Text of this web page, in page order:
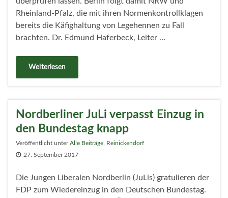
Rheinland-Pfalz, die mit ihren Normenkontrollklagen
bereits die Käfighaltung von Legehennen zu Fall
brachten. Dr. Edmund Haferbeck, Leiter …
Weiterlesen
Nordberliner JuLi verpasst Einzug in
den Bundestag knapp
Veröffentlicht unterAlle Beiträge
Reinickendorf
27. September 2017
Die Jungen Liberalen Nordberlin (JuLis) gratulieren der
FDP zum Wiedereinzug in den Deutschen Bundestag.